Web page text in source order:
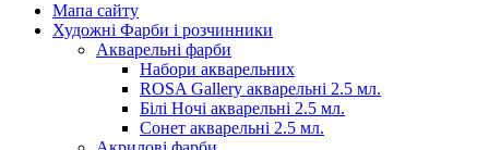
Мапа сайту
Художні Фарби і розчинники
Акварельні фарби
Набори акварельних
ROSA Gallery акварельні 2.5 мл.
Білі Ночі акварельні 2.5 мл.
Сонет акварельні 2.5 мл.